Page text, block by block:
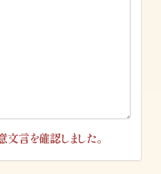
言を確認しました。